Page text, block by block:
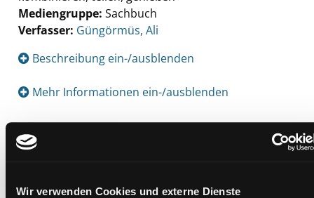
Wir verwenden Cookies und externe Dienste
Mediengruppe: Sachbuch
Verfasser: Suche nach diesem Verfasser
Güngörmüs, Ali
Beschreibung ein-/ausblenden
Mehr Informationen ein-/ausblenden
Exemplare
Zweigstelle: West - Eggenberg